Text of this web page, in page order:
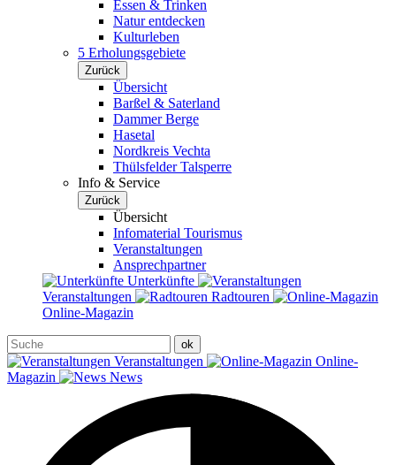
Essen & Trinken
Natur entdecken
Kulturleben
5 Erholungsgebiete
Zurück
Übersicht
Barßel & Saterland
Dammer Berge
Hasetal
Nordkreis Vechta
Thülsfelder Talsperre
Info & Service
Zurück
Übersicht
Infomaterial Tourismus
Veranstaltungen
Ansprechpartner
Unterkünfte
Veranstaltungen
Radtouren
Online-Magazin
Veranstaltungen
Online-
Magazin
News